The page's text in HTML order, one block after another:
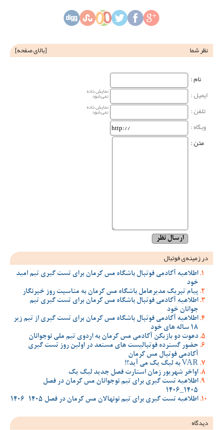
نظر شما [بالای صفحه]
نام‌ :
ایمیل :
نمایش داده
نمی‌شود
تلفن : نمایش داده
نمی‌شود
وبگاه‌ :
متن :
در زمینه‌ی فوتبال
اطلاعیه آکادمی فوتبال باشگاه مس کرمان برای تست گیری تیم امید
خود
پیام تبریک مدیرعامل باشگاه مس کرمان به مناسبت روز خبرنگار
اطلاعیه آکادمی فوتبال باشگاه مس کرمان برای تست گیری تیم
جوانان خود
اطلاعیه آکادمی فوتبال باشگاه مس کرمان برای تست گیری از تیم زیر
18 ساله های خود
دعوت دو بازیکن آکادمی مس کرمان به اردوی تیم ملی نوجوانان
حضور گسترده فوتبالیست های مستعد در اولین روز تست گیری
آکادمی فوتبال مس کرمان
VAR به لیگ یک می آید؟!
اواخر شهریور زمان استارت فصل جدید لیگ یک
اطلاعیه تست گیری برای تیم نوجوانان مس کرمان در فصل
1405_1406
اطلاعیه تست گیری برای تیم نونهالان مس کرمان در فصل 1405-1406
دیدگاه